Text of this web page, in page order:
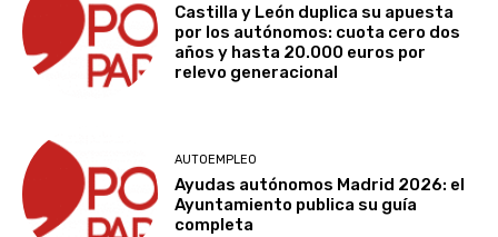
Castilla y León duplica su apuesta
por los autónomos: cuota cero dos
años y hasta 20.000 euros por
relevo generacional
AUTOEMPLEO
Ayudas autónomos Madrid 2026: el
Ayuntamiento publica su guía
completa